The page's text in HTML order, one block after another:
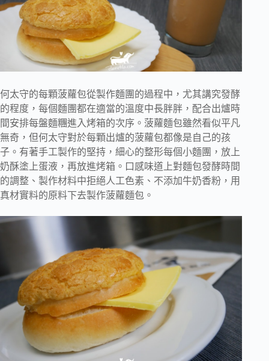
何太守的每顆菠蘿包從製作麵團的過程中，尤其講究發酵
的程度，每個麵團都在適當的溫度中長胖胖，配合出爐時
間安排每盤麵糰進入烤箱的次序。菠蘿麵包雖然看似平凡
無奇，但何太守對於每顆出爐的菠蘿包都像是自己的孩
子。有著手工製作的堅持，細心的整形每個小麵團，放上
奶酥塗上蛋液，再放進烤箱。口感味道上對麵包發酵時間
的調整、製作材料中拒絕人工色素、不添加牛奶香粉，用
真材實料的原料下去製作菠蘿麵包。